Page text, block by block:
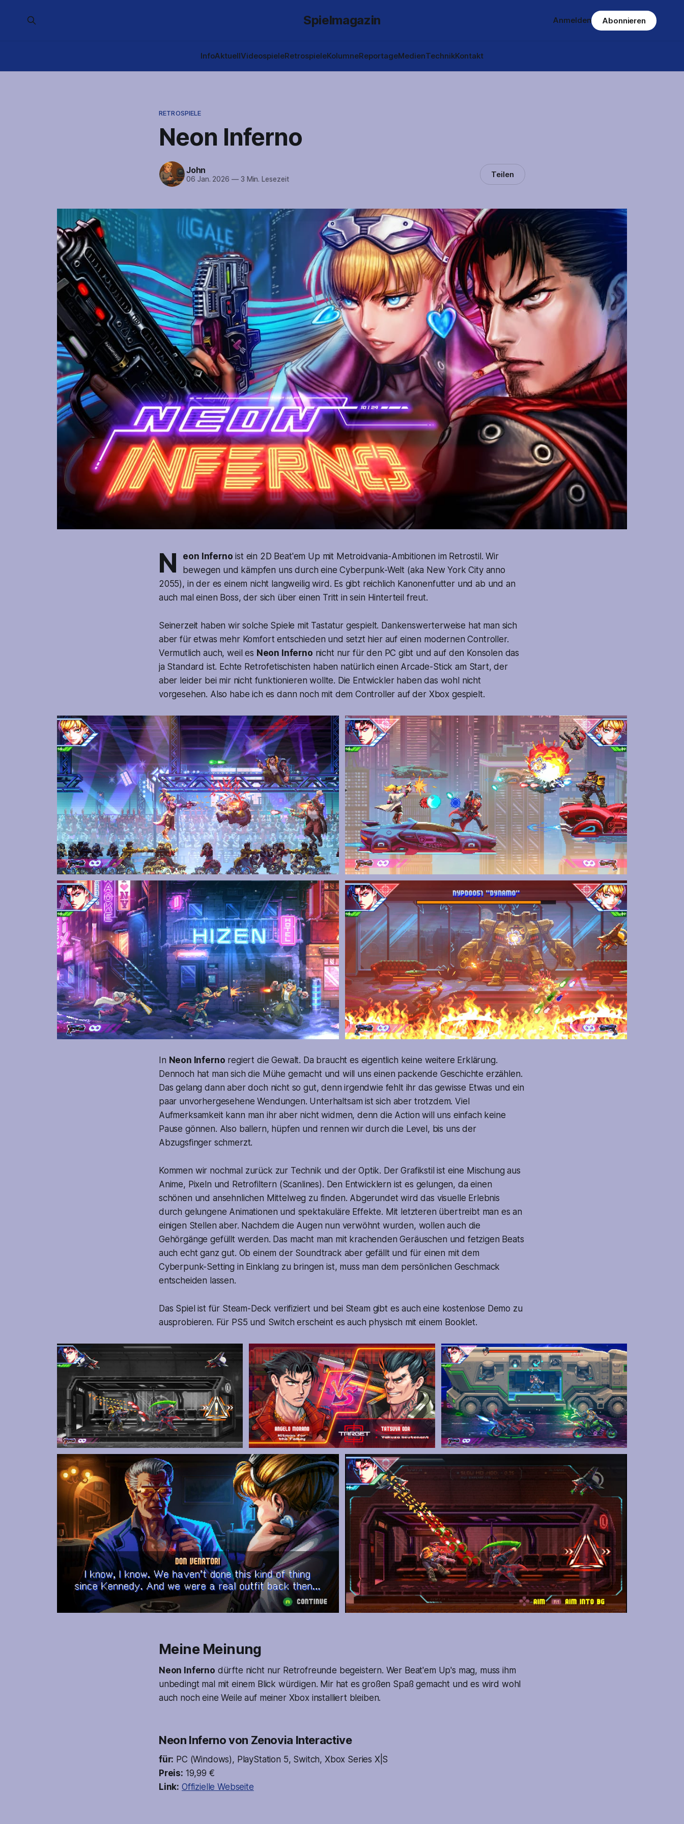
Spielmagazin
InfoAktuellVideospieleRetrospieleKolumneReportageMedienTechnikKontakt
Anmelden Abonnieren
RETROSPIELE
Neon Inferno
John
06 Jan. 2026 —3 Min. Lesezeit Teilen
N eon Inferno ist ein 2D Beat'em Up mit Metroidvania-Ambitionen im Retrostil. Wir
bewegen und kämpfen uns durch eine Cyberpunk-Welt (aka New York City anno
2055), in der es einem nicht langweilig wird. Es gibt reichlich Kanonenfutter und ab und an
auch mal einen Boss, der sich über einen Tritt in sein Hinterteil freut.
Seinerzeit haben wir solche Spiele mit Tastatur gespielt. Dankenswerterweise hat man sich
aber für etwas mehr Komfort entschieden und setzt hier auf einen modernen Controller.
Vermutlich auch, weil es Neon Inferno nicht nur für den PC gibt und auf den Konsolen das
ja Standard ist. Echte Retrofetischisten haben natürlich einen Arcade-Stick am Start, der
aber leider bei mir nicht funktionieren wollte. Die Entwickler haben das wohl nicht
vorgesehen. Also habe ich es dann noch mit dem Controller auf der Xbox gespielt.
In Neon Inferno regiert die Gewalt. Da braucht es eigentlich keine weitere Erklärung.
Dennoch hat man sich die Mühe gemacht und will uns einen packende Geschichte erzählen.
Das gelang dann aber doch nicht so gut, denn irgendwie fehlt ihr das gewisse Etwas und ein
paar unvorhergesehene Wendungen. Unterhaltsam ist sich aber trotzdem. Viel
Aufmerksamkeit kann man ihr aber nicht widmen, denn die Action will uns einfach keine
Pause gönnen. Also ballern, hüpfen und rennen wir durch die Level, bis uns der
Abzugsfinger schmerzt.
Kommen wir nochmal zurück zur Technik und der Optik. Der Grafikstil ist eine Mischung aus
Anime, Pixeln und Retrofiltern (Scanlines). Den Entwicklern ist es gelungen, da einen
schönen und ansehnlichen Mittelweg zu finden. Abgerundet wird das visuelle Erlebnis
durch gelungene Animationen und spektakuläre Effekte. Mit letzteren übertreibt man es an
einigen Stellen aber. Nachdem die Augen nun verwöhnt wurden, wollen auch die
Gehörgänge gefüllt werden. Das macht man mit krachenden Geräuschen und fetzigen Beats
auch echt ganz gut. Ob einem der Soundtrack aber gefällt und für einen mit dem
Cyberpunk-Setting in Einklang zu bringen ist, muss man dem persönlichen Geschmack
entscheiden lassen.
Das Spiel ist für Steam-Deck verifiziert und bei Steam gibt es auch eine kostenlose Demo zu
ausprobieren. Für PS5 und Switch erscheint es auch physisch mit einem Booklet.
Meine Meinung
Neon Inferno dürfte nicht nur Retrofreunde begeistern. Wer Beat'em Up's mag, muss ihm
unbedingt mal mit einem Blick würdigen. Mir hat es großen Spaß gemacht und es wird wohl
auch noch eine Weile auf meiner Xbox installiert bleiben.
Neon Inferno von Zenovia Interactive
für: PC (Windows), PlayStation 5, Switch, Xbox Series X|S
Preis: 19,99 €
Link: Offizielle Webseite